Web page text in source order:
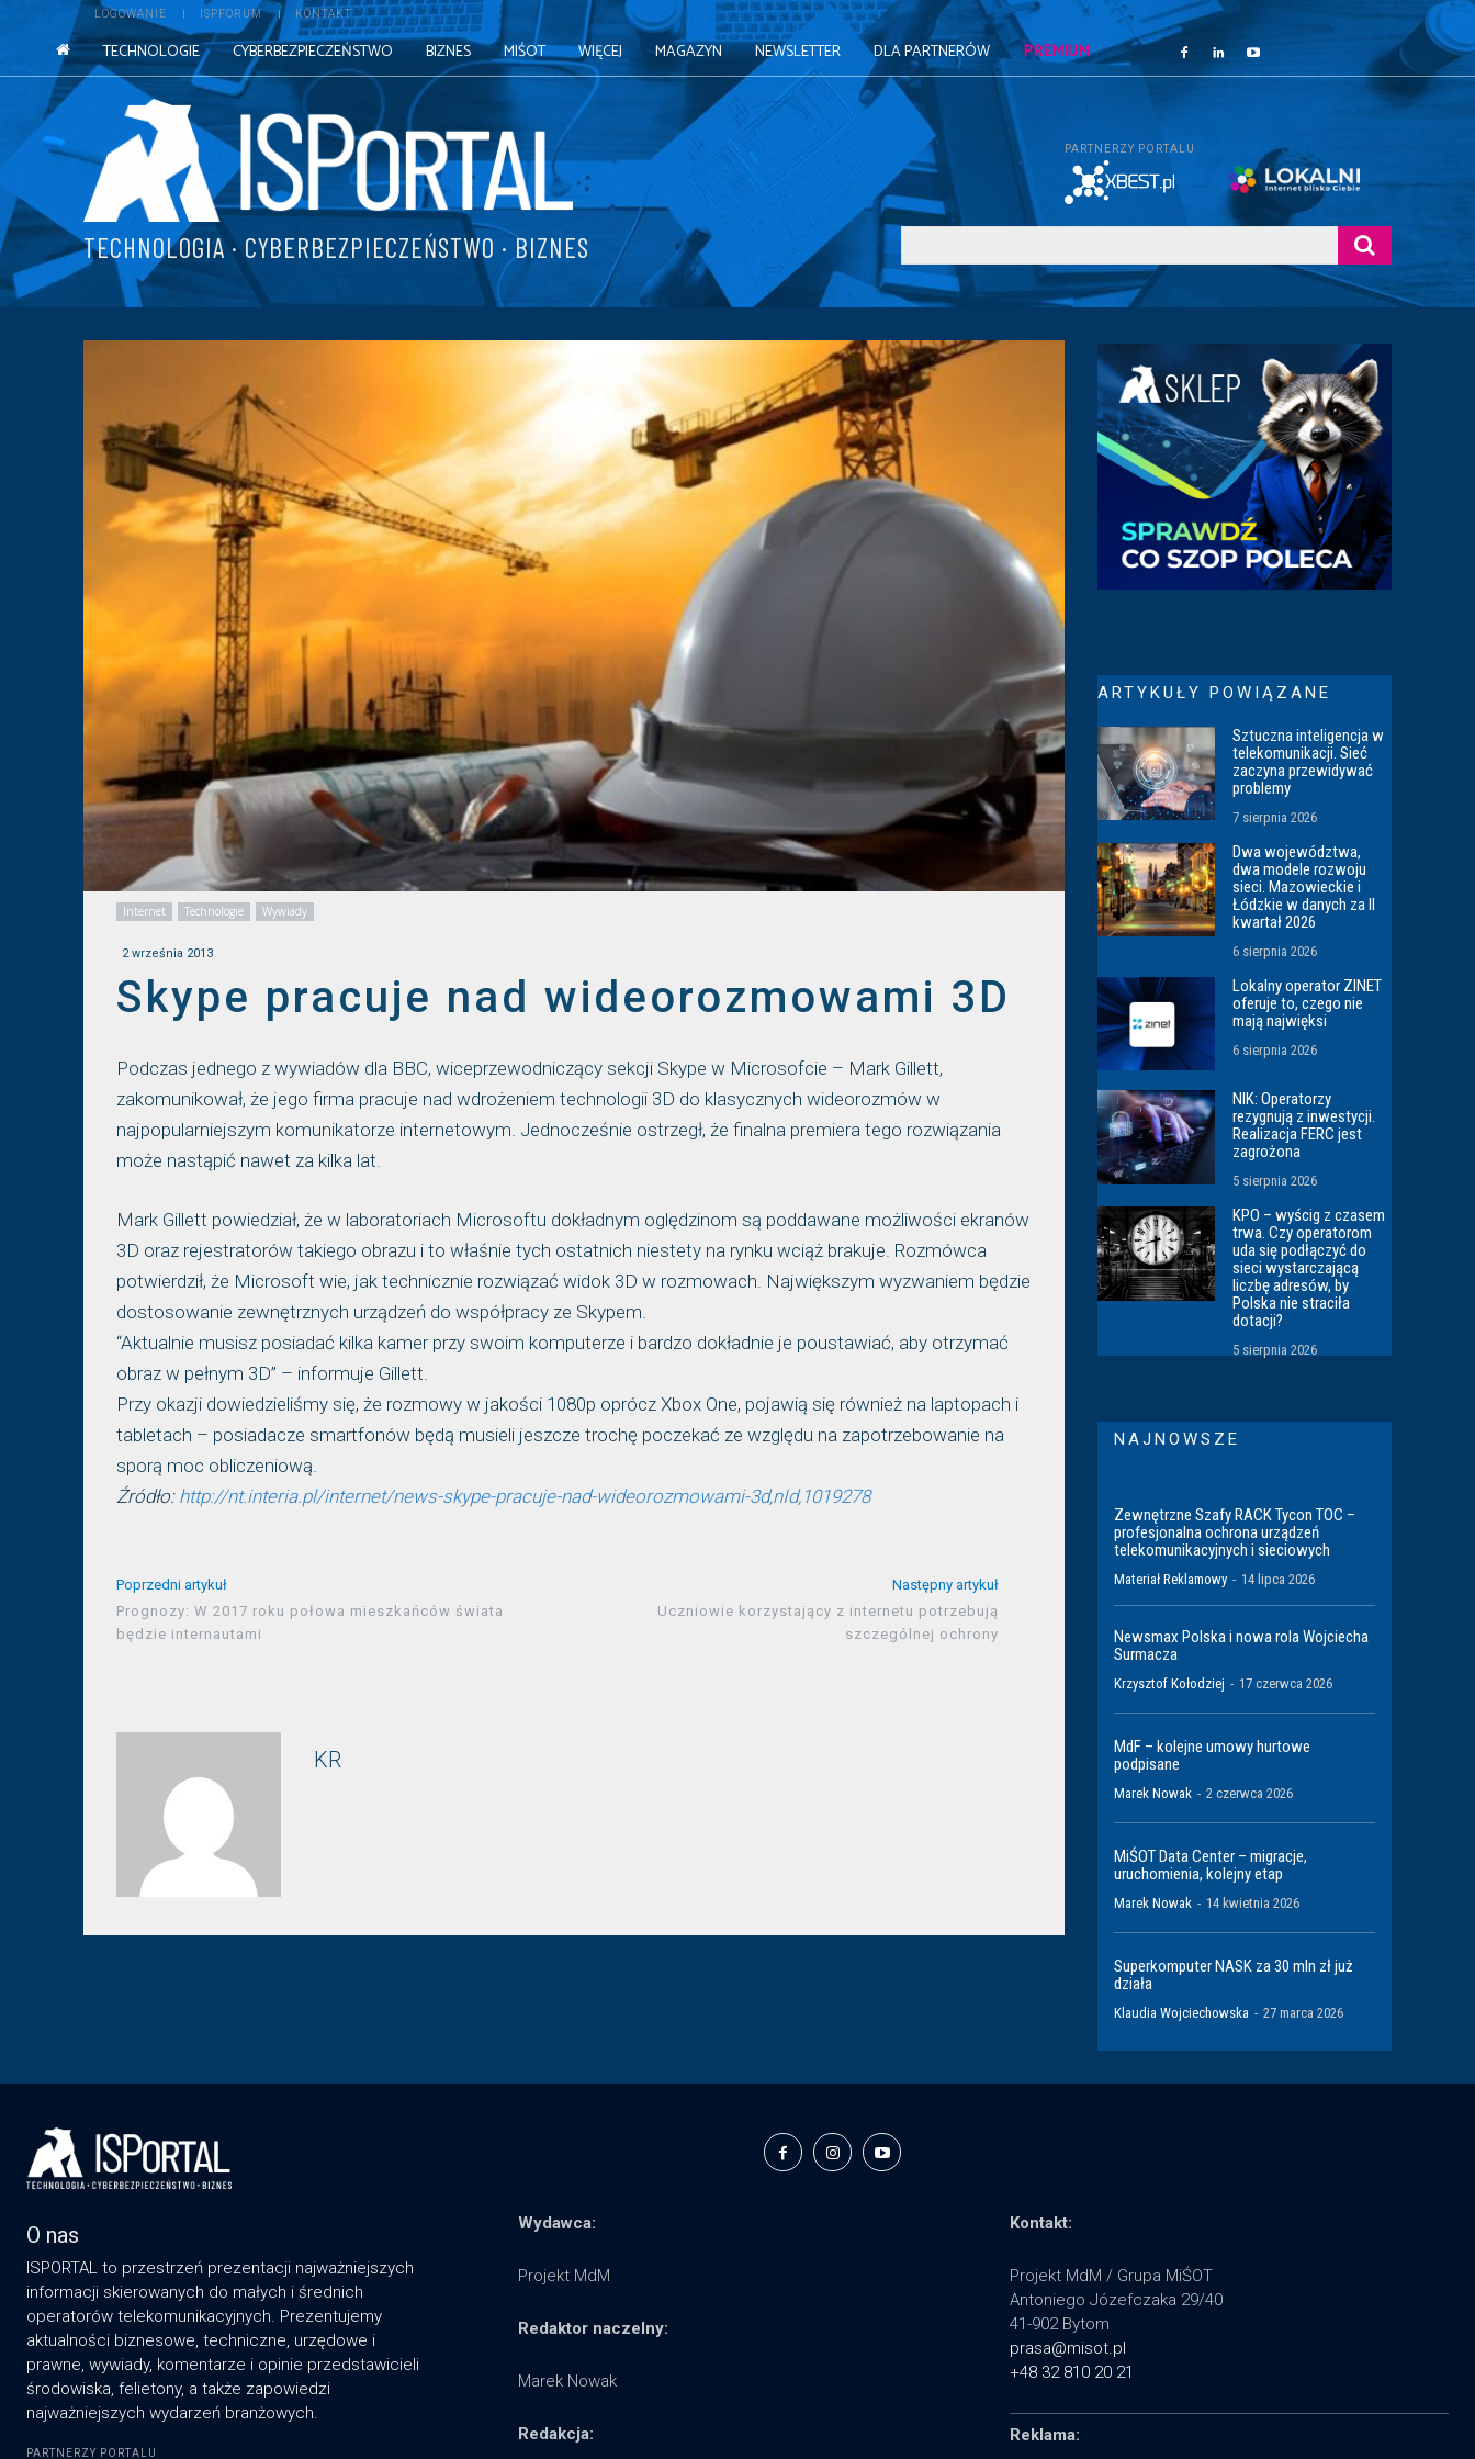
LOGOWANIE ISPFORUM KONTAKT
TECHNOLOGIE CYBERBEZPIECZEŃSTWO BIZNES MIŚOT WIĘCEJ MAGAZYN NEWSLETTER DLA PARTNERÓW PREMIUM
TECHNOLOGIA · CYBERBEZPIECZEŃSTWO · BIZNES
PARTNERZY PORTALU
Internet Technologie Wywiady
2 września 2013
Skype pracuje nad wideorozmowami 3D
​Podczas jednego z wywiadów dla BBC, wiceprzewodniczący sekcji Skype w Microsofcie – Mark Gillett,
zakomunikował, że jego firma pracuje nad wdrożeniem technologii 3D do klasycznych wideorozmów w
najpopularniejszym komunikatorze internetowym. Jednocześnie ostrzegł, że finalna premiera tego rozwiązania
może nastąpić nawet za kilka lat.
Mark Gillett powiedział, że w laboratoriach Microsoftu dokładnym oględzinom są poddawane możliwości ekranów
3D oraz rejestratorów takiego obrazu i to właśnie tych ostatnich niestety na rynku wciąż brakuje. Rozmówca
potwierdził, że Microsoft wie, jak technicznie rozwiązać widok 3D w rozmowach. Największym wyzwaniem będzie
dostosowanie zewnętrznych urządzeń do współpracy ze Skypem.
“Aktualnie musisz posiadać kilka kamer przy swoim komputerze i bardzo dokładnie je poustawiać, aby otrzymać
obraz w pełnym 3D” – informuje Gillett.
Przy okazji dowiedzieliśmy się, że rozmowy w jakości 1080p oprócz Xbox One, pojawią się również na laptopach i
tabletach – posiadacze smartfonów będą musieli jeszcze trochę poczekać ze względu na zapotrzebowanie na
sporą moc obliczeniową.
Źródło: http://nt.interia.pl/internet/news-skype-pracuje-nad-wideorozmowami-3d,nId,1019278
Poprzedni artykuł
Prognozy: W 2017 roku połowa mieszkańców świata
będzie internautami
Następny artykuł
Uczniowie korzystający z internetu potrzebują
szczególnej ochrony
KR
ARTYKUŁY POWIĄZANE
Sztuczna inteligencja w
telekomunikacji. Sieć
zaczyna przewidywać
problemy
7 sierpnia 2026
Dwa województwa,
dwa modele rozwoju
sieci. Mazowieckie i
Łódzkie w danych za II
kwartał 2026
6 sierpnia 2026
Lokalny operator ZINET
oferuje to, czego nie
mają najwięksi
6 sierpnia 2026
NIK: Operatorzy
rezygnują z inwestycji.
Realizacja FERC jest
zagrożona
5 sierpnia 2026
KPO – wyścig z czasem
trwa. Czy operatorom
uda się podłączyć do
sieci wystarczającą
liczbę adresów, by
Polska nie straciła
dotacji?
5 sierpnia 2026
NAJNOWSZE
Zewnętrzne Szafy RACK Tycon TOC –
profesjonalna ochrona urządzeń
telekomunikacyjnych i sieciowych
Materiał Reklamowy - 14 lipca 2026
Newsmax Polska i nowa rola Wojciecha
Surmacza
Krzysztof Kołodziej - 17 czerwca 2026
MdF – kolejne umowy hurtowe
podpisane
Marek Nowak - 2 czerwca 2026
MiŚOT Data Center – migracje,
uruchomienia, kolejny etap
Marek Nowak - 14 kwietnia 2026
Superkomputer NASK za 30 mln zł już
działa
Klaudia Wojciechowska - 27 marca 2026
O nas
ISPORTAL to przestrzeń prezentacji najważniejszych
informacji skierowanych do małych i średnich
operatorów telekomunikacyjnych. Prezentujemy
aktualności biznesowe, techniczne, urzędowe i
prawne, wywiady, komentarze i opinie przedstawicieli
środowiska, felietony, a także zapowiedzi
najważniejszych wydarzeń branżowych.
PARTNERZY PORTALU
Wydawca:
Projekt MdM
Redaktor naczelny:
Marek Nowak
Redakcja:
Kontakt:
Projekt MdM / Grupa MiŚOT
Antoniego Józefczaka 29/40
41-902 Bytom
prasa@misot.pl
+48 32 810 20 21
Reklama: